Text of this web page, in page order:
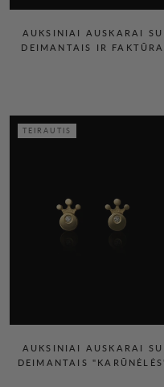
AUKSINIAI AUSKARAI SU
DEIMANTAIS IR FAKTŪRA
TEIRAUTIS
AUKSINIAI AUSKARAI SU
DEIMANTAIS